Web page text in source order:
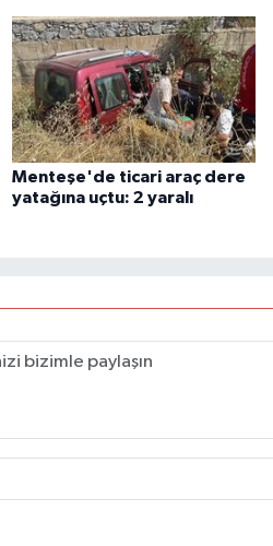
Menteşe'de ticari araç dere
yatağına uçtu: 2 yaralı